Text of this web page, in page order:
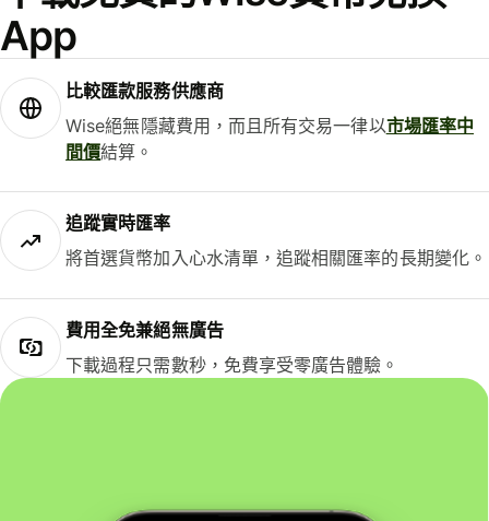
App
比較匯款服務供應商
Wise絕無隱藏費用，而且所有交易一律以市場匯率中
間價結算。
追蹤實時匯率
將首選貨幣加入心水清單，追蹤相關匯率的長期變化。
費用全免兼絕無廣告
下載過程只需數秒，免費享受零廣告體驗。